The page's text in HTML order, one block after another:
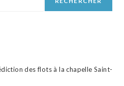
des flots à la chapelle Saint-